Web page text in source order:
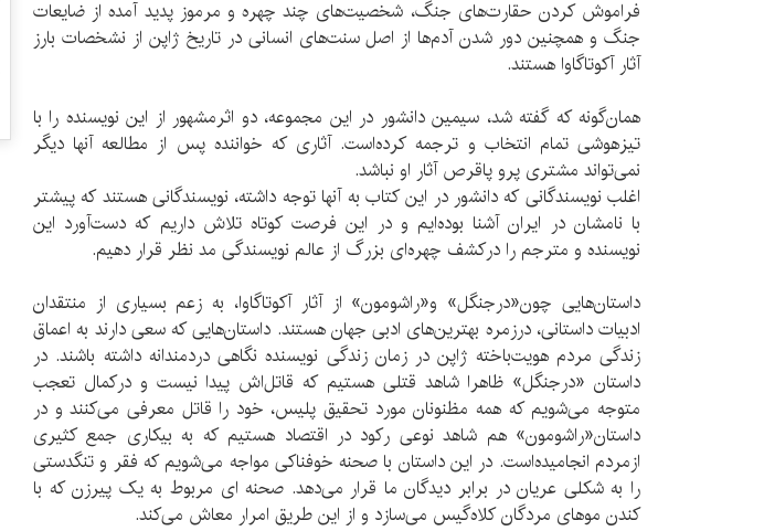
فراموش کردن حقارت‌های جنگ، شخصیت‌های چند چهره و مرموز پدید آمده از ضایعات
جنگ و همچنین دور شدن آدم‌ها از اصل سنت‌های انسانی در تاریخ ژاپن از نشخصات بارز
آثار آکوتاگاوا هستند.
همان‌گونه که گفته شد، سیمین دانشور در این مجموعه، دو اثرمشهور از این نویسنده را با
تیزهوشی تمام انتخاب و ترجمه کرده‌است. آثاری که خواننده پس از مطالعه آنها دیگر
نمی‌تواند مشتری پرو پاقرص آثار او نباشد.
اغلب نویسندگانی که دانشور در این کتاب به آنها توجه داشته، نویسندگانی هستند که پیشتر
با نامشان در ایران آشنا بوده‌ایم و در این فرصت کوتاه تلاش داریم که دست‌آورد این
نویسنده و مترجم را درکشف چهره‌ای بزرگ از عالم نویسندگی مد نظر قرار دهیم.
داستان‌هایی چون«درجنگل» و«راشومون» از آثار آکوتاگاوا، به زعم بسیاری از منتقدان
ادبیات داستانی، درزمره بهترین‌های ادبی جهان هستند. داستان‌هایی که سعی دارند به اعماق
زندگی مردم هویت‌باخته ژاپن در زمان زندگی نویسنده نگاهی دردمندانه داشته باشند. در
داستان «درجنگل» ظاهرا شاهد قتلی هستیم که قاتل‌اش پیدا نیست و درکمال تعجب
متوجه می‌شویم که همه مظنونان مورد تحقیق پلیس، خود را قاتل معرفی می‌کنند و در
داستان«راشومون» هم شاهد نوعی رکود در اقتصاد هستیم که به بیکاری جمع کثیری
ازمردم انجامیده‌است. در این داستان با صحنه خوفناکی مواجه می‌شویم که فقر و تنگدستی
را به شکلی عریان در برابر دیدگان ما قرار می‌دهد. صحنه ای مربوط به یک پیرزن که با
کندن موهای مردگان کلاه‌گیس می‌سازد و از این طریق امرار معاش می‌کند.